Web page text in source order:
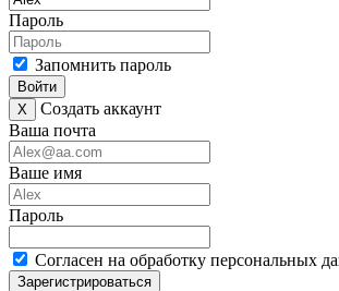
Пароль
Запомнить пароль
Войти
X
Создать аккаунт
Ваша почта
Ваше имя
Пароль
Согласен на обработку персональных
Зарегистрироваться